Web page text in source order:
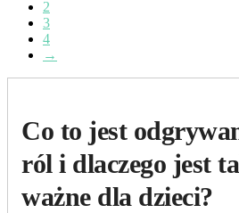
2
3
4
→
Co to jest
ról i dlaczego jest
ważne dla dzieci?